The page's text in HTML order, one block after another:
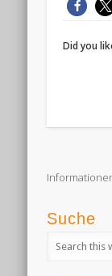
Did you
Suche